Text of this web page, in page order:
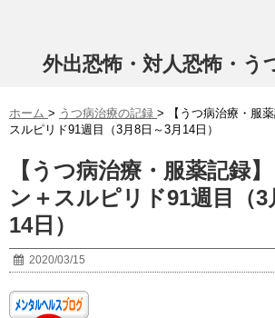
外出恐怖・対人恐怖・う
ホーム > うつ病治療の記録 >
【うつ病治療・服
スルピリド91週目（3月8日～3月14日）
【うつ病治療・服薬記録
ン＋スルピリド91週目（3
14日）
2020/03/15